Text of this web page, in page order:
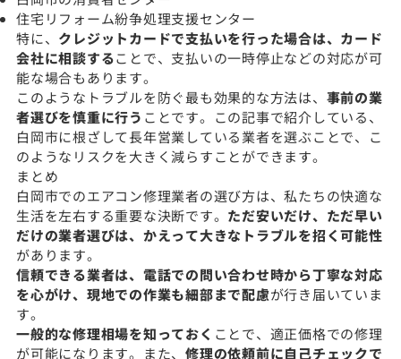
住宅リフォーム紛争処理支援センター
特に、 クレジットカードで支払いを行った場合は、カード
会社に相談することで、支払いの一時停止などの対応が可
能な場合もあります。
このようなトラブルを防ぐ最も効果的な方法は、 事前の業
者選びを慎重に行う ことです。この記事で紹介している、
白岡市に根ざして長年営業している業者を選ぶことで、こ
のようなリスクを大きく減らすことができます。
まとめ
白岡市でのエアコン修理業者の選び方は、私たちの快適な
生活を左右する重要な決断です。 ただ安いだけ、ただ早い
だけの業者選びは、かえって大きなトラブルを招く可能性
があります。
信頼できる業者は、電話での問い合わせ時から丁寧な対応
を心がけ、現地での作業も細部まで配慮が行き届いていま
す。
一般的な修理相場を知っておく ことで、適正価格での修理
が可能になります。また、 修理の依頼前に自己チェックで